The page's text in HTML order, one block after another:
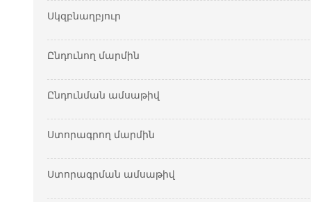
Սկզբնաղբյուր
Ընդունող մարմին
Ընդունման ամսաթիվ
Ստորագրող մարմին
Ստորագրման ամսաթիվ